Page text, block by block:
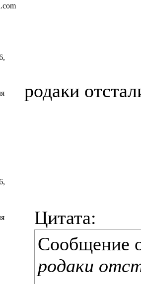
родаки
Цитата:
Сообщение
родаки